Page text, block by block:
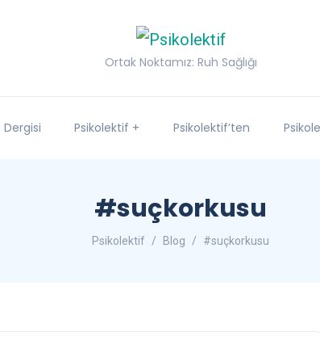
Ortak Noktamız: Ruh Sağlığı
Psikolektif + Psikolektif’ten
#suçkorkusu
Psikolektif Blog #suçkorkusu